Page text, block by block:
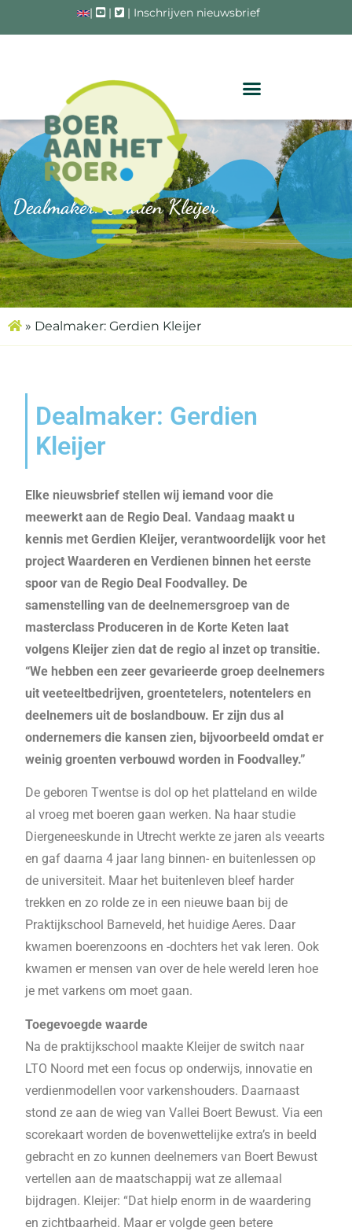
| | | Inschrijven nieuwsbrief
Dealmaker: Gerdien Kleijer
» Dealmaker: Gerdien Kleijer
Dealmaker: Gerdien
Kleijer
Elke nieuwsbrief stellen wij iemand voor die
meewerkt aan de Regio Deal. Vandaag maakt u
kennis met Gerdien Kleijer, verantwoordelijk voor het
project Waarderen en Verdienen binnen het eerste
spoor van de Regio Deal Foodvalley. De
samenstelling van de deelnemersgroep van de
masterclass Produceren in de Korte Keten laat
volgens Kleijer zien dat de regio al inzet op transitie.
“We hebben een zeer gevarieerde groep deelnemers
uit veeteeltbedrijven, groentetelers, notentelers en
deelnemers uit de boslandbouw. Er zijn dus al
ondernemers die kansen zien, bijvoorbeeld omdat er
weinig groenten verbouwd worden in Foodvalley.”
De geboren Twentse is dol op het platteland en wilde
al vroeg met boeren gaan werken. Na haar studie
Diergeneeskunde in Utrecht werkte ze jaren als veearts
en gaf daarna 4 jaar lang binnen- en buitenlessen op
de universiteit. Maar het buitenleven bleef harder
trekken en zo rolde ze in een nieuwe baan bij de
Praktijkschool Barneveld, het huidige Aeres. Daar
kwamen boerenzoons en -dochters het vak leren. Ook
kwamen er mensen van over de hele wereld leren hoe
je met varkens om moet gaan.
Toegevoegde waarde
Na de praktijkschool maakte Kleijer de switch naar
LTO Noord met een focus op onderwijs, innovatie en
verdienmodellen voor varkenshouders. Daarnaast
stond ze aan de wieg van Vallei Boert Bewust. Via een
scorekaart worden de bovenwettelijke extra’s in beeld
gebracht en zo kunnen deelnemers van Boert Bewust
vertellen aan de maatschappij wat ze allemaal
bijdragen. Kleijer: “Dat hielp enorm in de waardering
en zichtbaarheid. Maar er volgde geen betere